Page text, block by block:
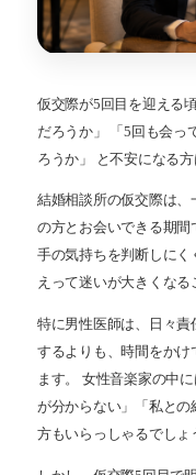
仮交際が5回目を迎える
だろうか」 「5回も会っ
ろうか」 と不安になる方
結婚相談所の仮交際は
の方とお会いできる期間
手の気持ちを判断しに
えって迷いが大きくなる
特に男性医師は、日々
するよりも、時間をか
ます。 女性音楽家の中
が分からない」「私と
方もいらっしゃるでしょ